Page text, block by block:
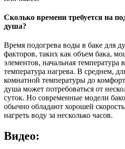
Сколько времени требуется на
душа?
Время подогрева воды в баке для
факторов, таких как объем бака,
элементов, начальная температура
температура нагрева. В среднем,
комнатной температуры до
душа может потребоваться от
суток. Но современные модели
обычно обладают хорошей
нагреть воду за несколько часов.
Видео: